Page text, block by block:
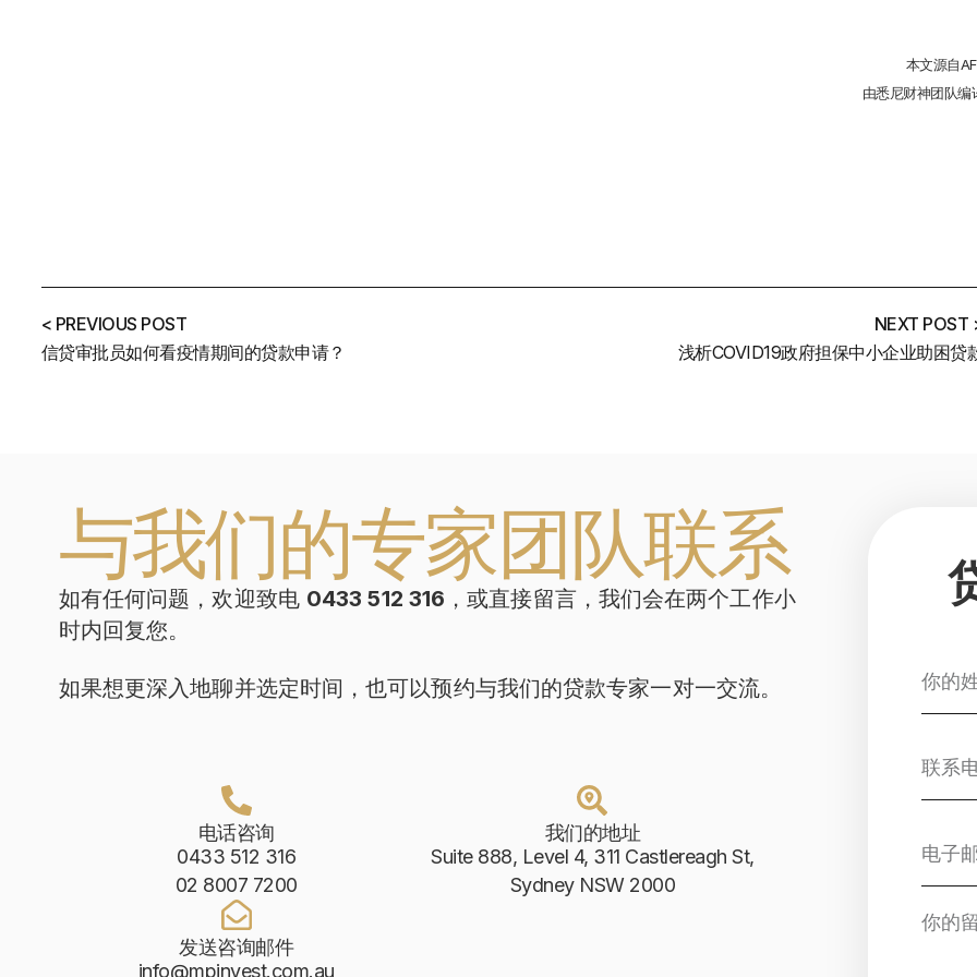
本文源自
由悉尼财神团队编
< PREVIOUS POST
信贷审批员如何看疫情期间的贷款申请？
NEXT POST
浅析COVID19政府担保中小企业助困贷
与我们的专家团队联系
如有任何问题，欢迎致电 0433 512 316 ，或直接留言，我们会在两个工作小
时内回复您。
如果想更深入地聊并选定时间，也可以预约与我们的贷款专家一对一交流。
电话咨询
0433 512 316
02 8007 7200
我们的地址
Suite 888, Level 4, 311 Castlereagh St,
Sydney NSW 2000
发送咨询邮件
info@mpinvest.com.au